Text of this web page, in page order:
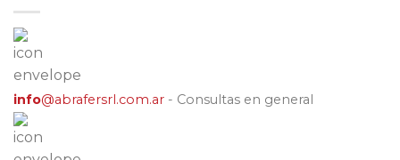
info@abrafersrl.com.ar - Consultas en general